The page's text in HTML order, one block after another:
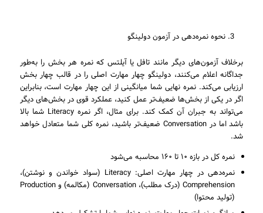
نحوه نمره‌دهی در آزمون دولینگو
برخلاف آزمون‌های دیگر مانند تافل یا آیلتس که نمره هر بخش را به‌طور
جداگانه اعلام می‌کنند، دولینگو چهار مهارت اصلی را در قالب چهار بخش
ارزیابی می‌کند. نمره نهایی شما میانگینی از این چهار مهارت است، بنابراین
اگر در یکی از بخش‌ها ضعیف‌تر عمل کنید، عملکرد قوی در بخش‌های دیگر
می‌تواند به جبران آن کمک کند. برای مثال، اگر نمره Literacy شما بالا
باشد اما در Conversation ضعیف‌تر باشید، نمره کلی شما متعادل خواهد
شد.
نمره کل در بازه ۱۰ تا ۱۶۰ محاسبه می‌شود
نمره‌دهی در چهار مهارت اصلی: Literacy (سواد خواندن و نوشتن)،
Comprehension (درک مطلب)، Conversation (مکالمه) و Production
(تولید محتوا)